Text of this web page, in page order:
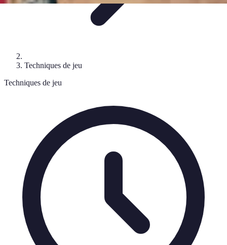
Techniques de jeu
Techniques de jeu